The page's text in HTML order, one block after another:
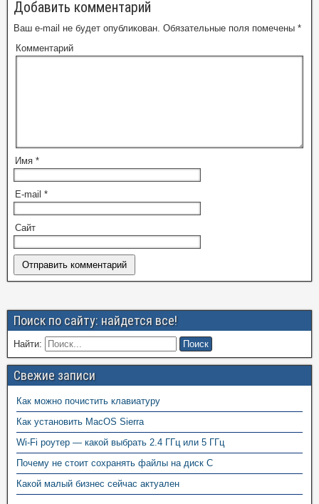
Добавить комментарий
Ваш e-mail не будет опубликован. Обязательные поля помечены *
Комментарий
Имя *
E-mail *
Сайт
Поиск по сайту: найдется все!
Найти:
Свежие записи
Как можно почистить клавиатуру
Как установить MacOS Sierra
Wi-Fi роутер — какой выбрать 2.4 ГГц или 5 ГГц
Почему не стоит сохранять файлы на диск С
Какой малый бизнес сейчас актуален